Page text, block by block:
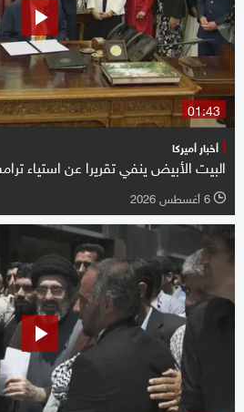
01:43
أخبار أميركا
البيت الأبيض ينفي تقريرا عن استياء
l 6 أغسطس 2026